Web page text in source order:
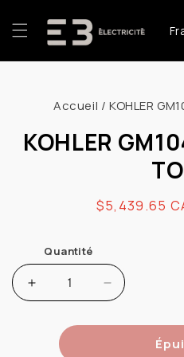
passer
au
contenu
u
e
informations
produits
Accueil /KOHLER
KOHLER
Prix
$5,439.65
Quantité
Augmenter
quantité
Réduire
quantité